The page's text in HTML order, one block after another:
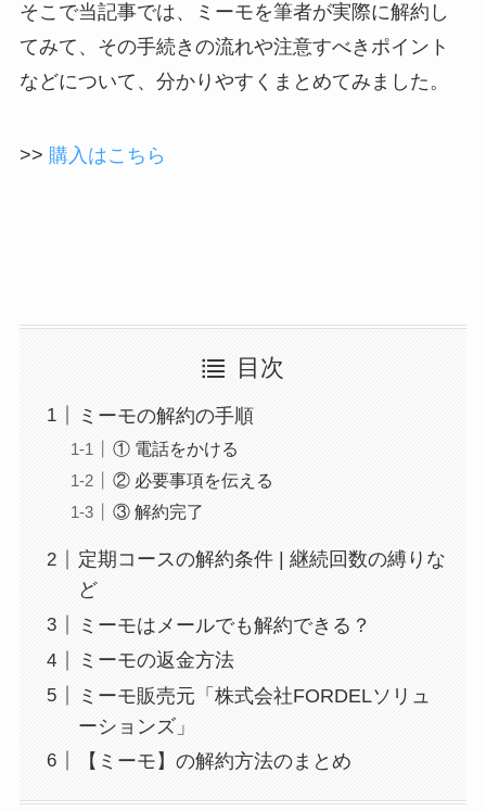
そこで当記事では、ミーモを筆者が実際に解約し
てみて、その手続きの流れや注意すべきポイント
などについて、分かりやすくまとめてみました。
>> 購入はこちら
目次
ミーモの解約の手順
① 電話をかける
② 必要事項を伝える
③ 解約完了
定期コースの解約条件 | 継続回数の縛りな
ど
ミーモはメールでも解約できる？
ミーモの返金方法
ミーモ販売元「株式会社FORDELソリュ
ーションズ」
【ミーモ】の解約方法のまとめ